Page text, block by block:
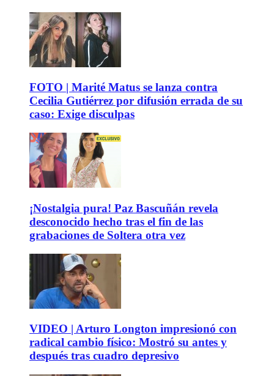
FOTO | Marité Matus se lanza contra
Cecilia Gutiérrez por difusión errada de su
caso: Exige disculpas
¡Nostalgia pura! Paz Bascuñán revela
desconocido hecho tras el fin de las
grabaciones de Soltera otra vez
VIDEO | Arturo Longton impresionó con
radical cambio físico: Mostró su antes y
después tras cuadro depresivo